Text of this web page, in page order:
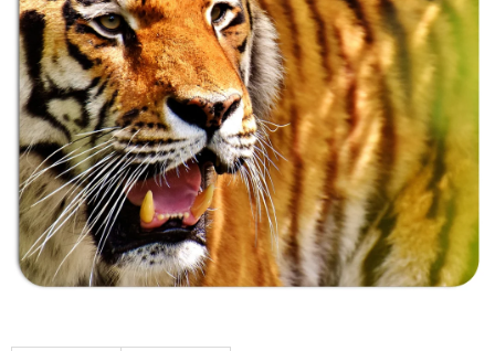
hvězdiček.